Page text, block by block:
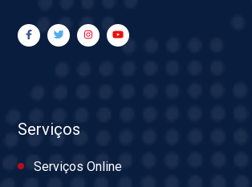
Serviços
Serviços Online